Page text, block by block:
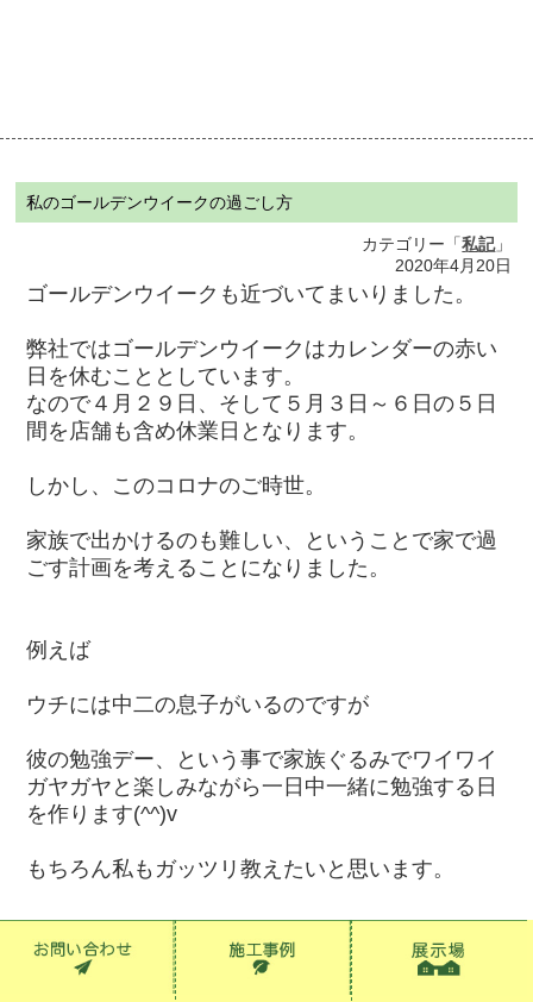
私のゴールデンウイークの過ごし方
カテゴリー「私記」
2020年4月20日
ゴールデンウイークも近づいてまいりました。
弊社ではゴールデンウイークはカレンダーの赤い
日を休むこととしています。
なので４月２９日、そして５月３日～６日の５日
間を店舗も含め休業日となります。
しかし、このコロナのご時世。
家族で出かけるのも難しい、ということで家で過
ごす計画を考えることになりました。
例えば
ウチには中二の息子がいるのですが
彼の勉強デー、という事で家族ぐるみでワイワイ
ガヤガヤと楽しみながら一日中一緒に勉強する日
を作ります(^^)v
もちろん私もガッツリ教えたいと思います。
それと、庭でバーベキュー。